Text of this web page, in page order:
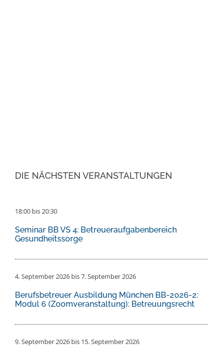
DIE NÄCHSTEN VERANSTALTUNGEN
18:00 bis20:30
Seminar BB VS 4: Betreueraufgabenbereich
Gesundheitssorge
4. September 2026 bis7. September 2026
Berufsbetreuer Ausbildung München BB-2026-2:
Modul 6 (Zoomveranstaltung): Betreuungsrecht
9. September 2026 bis 15. September 2026